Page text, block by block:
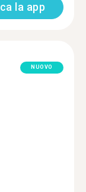
la app
NUOVO